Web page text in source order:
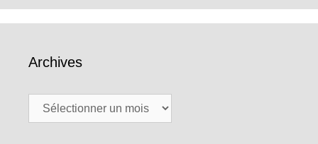
Archives
Archives